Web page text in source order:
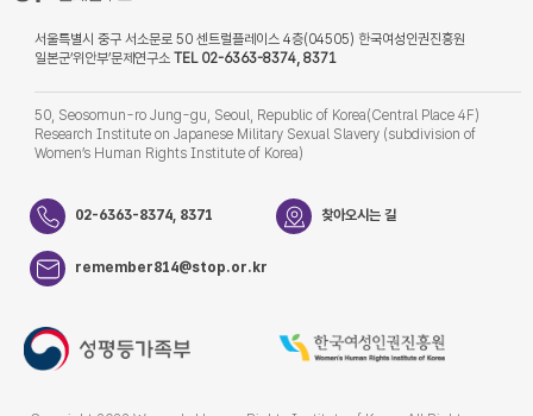
서울특별시 중구 서소문로 50 센트럴플레이스 4층(04505) 한국여성인권진흥원
일본군‘위안부’문제연구소 TEL 02-6363-8374, 8371
50, Seosomun-ro Jung-gu, Seoul, Republic of Korea(Central Place 4F)
Research Institute on Japanese Military Sexual Slavery (subdivision of
Women’s Human Rights Institute of Korea)
02-6363-8374, 8371 찾아오시는 길
remember814@stop.or.kr